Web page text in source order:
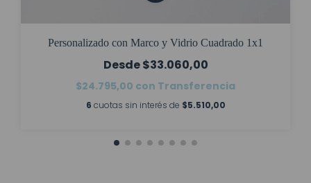
Personalizado con Marco y Vidrio Cuadrado 1x1
$33.060,00
$24.795,00 con Transferencia
6 cuotas sin interés de $5.510,00